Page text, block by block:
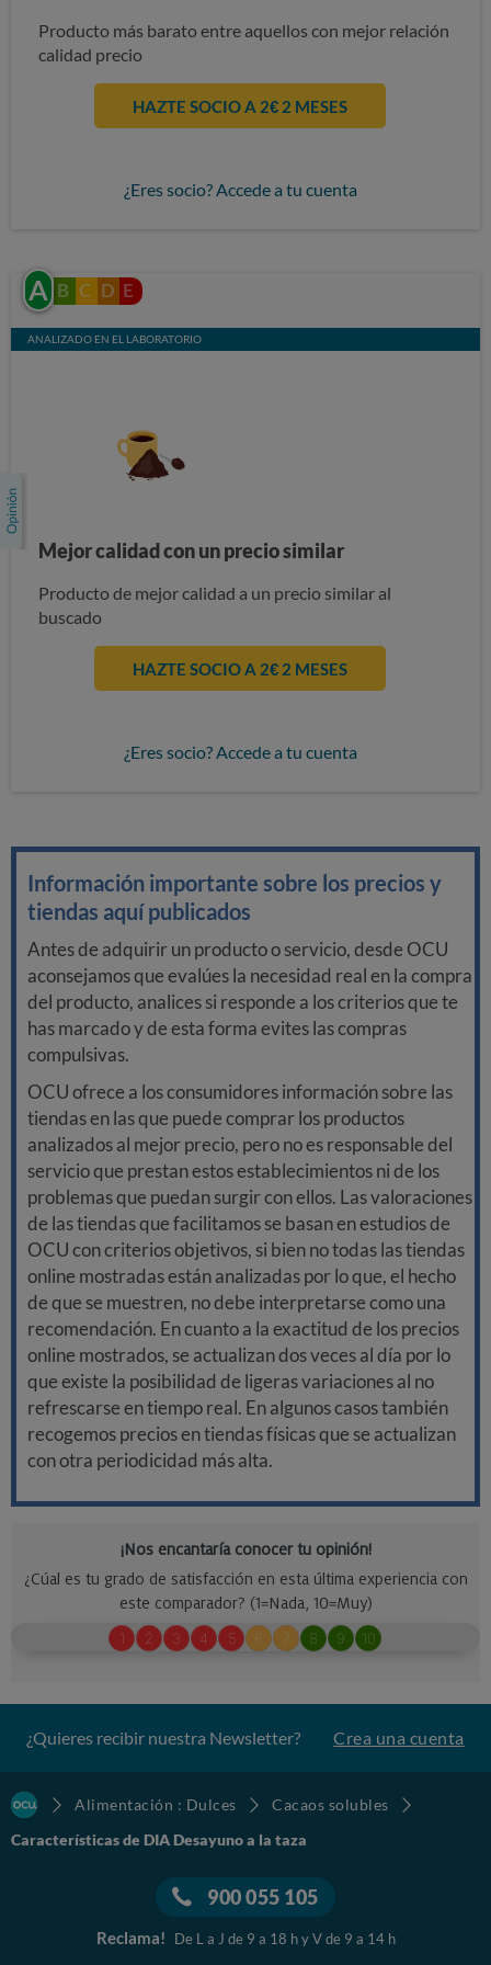
Producto más barato entre aquellos con mejor relación
calidad precio
HAZTE SOCIO A 2€ 2 MESES
¿Eres socio? Accede a tu cuenta
A B C D E
ANALIZADO EN EL LABORATORIO
Mejor calidad con un precio similar
Producto de mejor calidad a un precio similar al
buscado
HAZTE SOCIO A 2€ 2 MESES
¿Eres socio? Accede a tu cuenta
Información importante sobre los precios y
tiendas aquí publicados
Antes de adquirir un producto o servicio, desde OCU
aconsejamos que evalúes la necesidad real en la compra
del producto, analices si responde a los criterios que te
has marcado y de esta forma evites las compras
compulsivas.
OCU ofrece a los consumidores información sobre las
tiendas en las que puede comprar los productos
analizados al mejor precio, pero no es responsable del
servicio que prestan estos establecimientos ni de los
problemas que puedan surgir con ellos. Las valoraciones
de las tiendas que facilitamos se basan en estudios de
OCU con criterios objetivos, si bien no todas las tiendas
online mostradas están analizadas por lo que, el hecho
de que se muestren, no debe interpretarse como una
recomendación. En cuanto a la exactitud de los precios
online mostrados, se actualizan dos veces al día por lo
que existe la posibilidad de ligeras variaciones al no
refrescarse en tiempo real. En algunos casos también
recogemos precios en tiendas físicas que se actualizan
con otra periodicidad más alta.
¿Quieres recibir nuestra Newsletter? Crea una cuenta
Alimentación : Dulces
Cacaos solubles
Características de DIA Desayuno a la taza
900 055 105
Reclama! De L a J de 9 a 18 h y V de 9 a 14 h